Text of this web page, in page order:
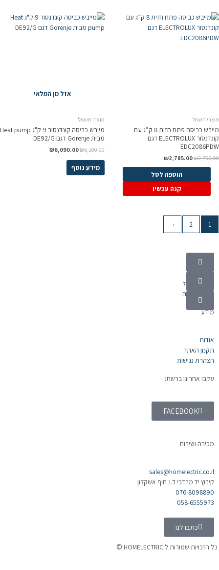
מוצרי חשמל
מייבש כביסה פתח חזית 8 ק”ג עם
קונדנסור ELECTROLUX דגם
EDC2086PDW
₪2,790.00
₪2,785.00
הוספה לסל
קנה עכשיו
אזל מן המלאי
מוצרי חשמל
מייבש כביסה קונדנסור 9 ק"ג Heat pump
מבית Gorenje דגם DE92/G
₪6,100.00
₪6,090.00
מידע נוסף
1
2
←
קטגוריות
מוצרי חשמל
אלקטרוניקה
מידע
אודות
תקנון האתר
הצהרת נגישות
עקבו אחרינו ברשת:
FACEBOOK
מכירה ושירות
sales@homelectric.co.il
קיבוץ יד מרדכי ד.נ חוף אשקלון
076-8098890
058-6555973
כתבו לנו
כל הזכויות שמורות ל HOMELECTRIC ©